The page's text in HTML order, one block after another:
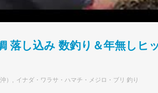
落し込み 数釣り＆年無し
） イナダ・ワラサ・ハマチ・メジロ・ブリ 釣り